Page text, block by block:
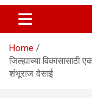
Home
जिल्ह्याच्या
शंभूराज देसाई